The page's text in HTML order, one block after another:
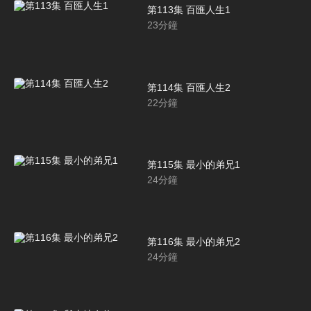
第113集 百匯人生1
23分鐘
第114集 百匯人生2
22分鐘
第115集 最小的弟兄1
24分鐘
第116集 最小的弟兄2
24分鐘